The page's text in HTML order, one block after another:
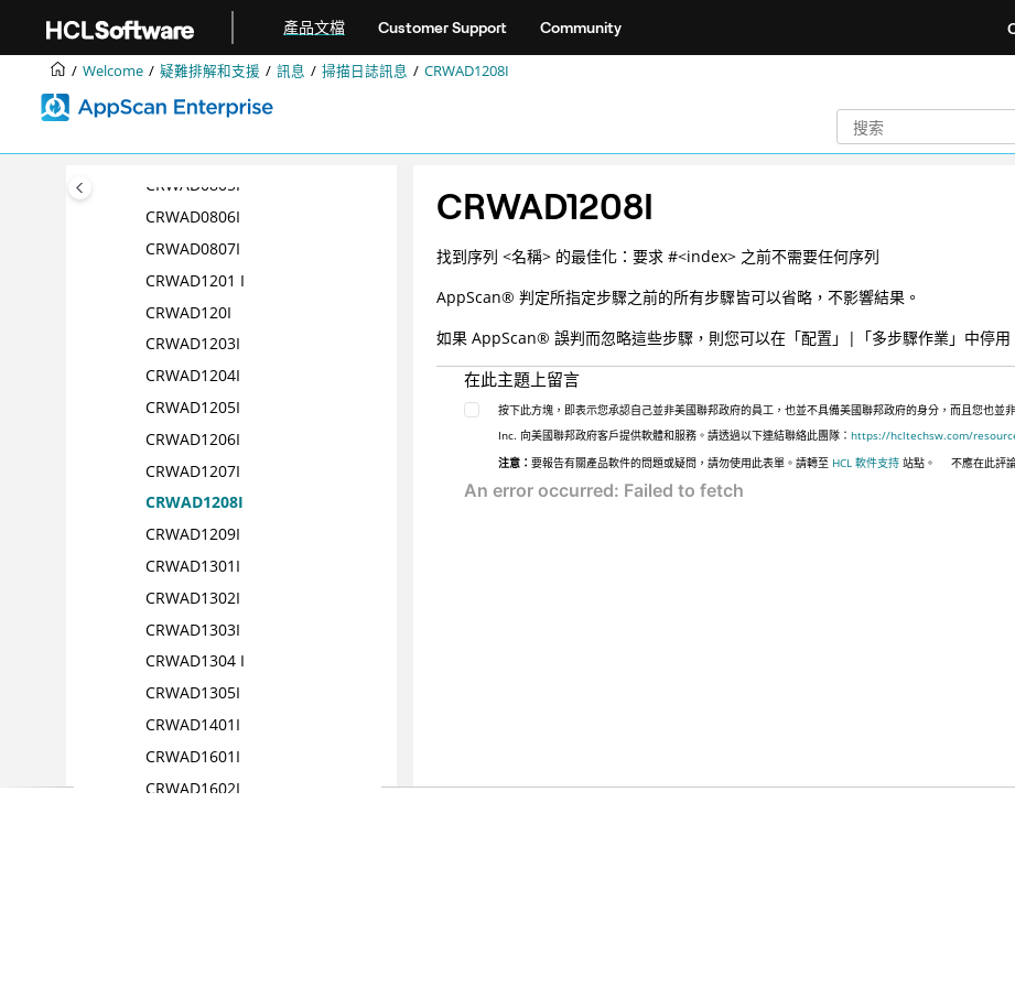
產品文檔 Customer Support Community
Welcome 疑難排解和支援 訊息 掃描日誌訊息 CRWAD1208I
CRWAD0605I
CRWAD0701I
CRWAD0802I
CRWAD0803I
CRWAD0805I
CRWAD0806I
CRWAD0807I
CRWAD1201 I
CRWAD120I
CRWAD1203I
CRWAD1204I
CRWAD1205I
CRWAD1206I
CRWAD1207I
CRWAD1208I
CRWAD1209I
CRWAD1301I
CRWAD1302I
CRWAD1303I
CRWAD1304 I
CRWAD1305I
CRWAD1401I
CRWAD1601I
CRWAD1602I
CRWAD1208I
找到序列 <名稱> 的最佳化：要求 #<index> 之前不需要任何序列
AppScan® 判定所指定步驟之前的所有步驟皆可以省略，不影響結果。
如果AppScan® 誤判而忽略這些步驟，則您可以在「配置」|「多步驟作業」中停用
在此主題上留言
按下此方塊，即表示您承認自己並非美國聯邦政府的員工，也並不具備美國聯邦政府的身分，而且您也
Inc. 向美國聯邦政府客戶提供軟體和服務。請透過以下連結聯絡此團隊：https://hcltechsw.com/
注意：要報告有關產品軟件的問題或疑問，請勿使用此表單。請轉至 HCL 軟件支持 站點。 不應在此評